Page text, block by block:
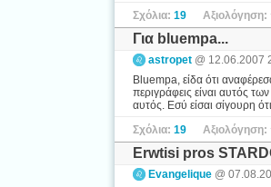
Σχόλια: 19 Αξιολόγηση:
Για bluempa...
astropet @ 12.06.2007
Bluempa, είδα ότι
περιγράφεις είναι αυτός
αυτός. Εσύ είσαι σίγουρη
Σχόλια: 19 Αξιολόγηση:
Erwtisi pros
Evangelique @